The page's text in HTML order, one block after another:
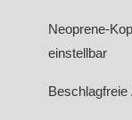
Neoprene-
einstellbar